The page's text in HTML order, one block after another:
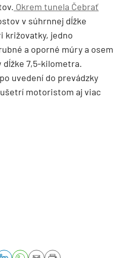
Okrem tunela Čebrať
v súhrnnej dĺžke
križovatky, jedno
a oporné múry a osem
7,5-kilometra.
uvedení do prevádzky
motoristom aj viac